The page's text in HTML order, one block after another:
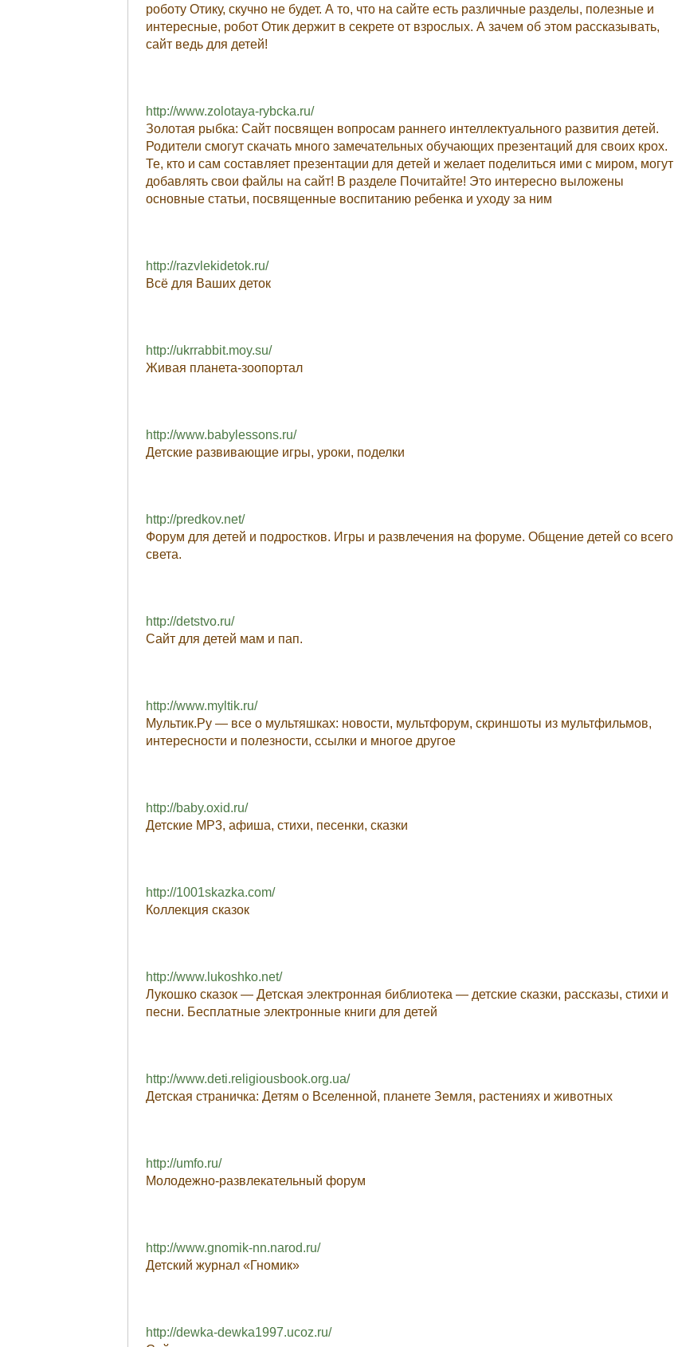
роботу Отику, скучно не будет. А то, что на сайте есть различные разделы, полезные и
интересные, робот Отик держит в секрете от взрослых. А зачем об этом рассказывать,
сайт ведь для детей!
http://www.zolotaya-rybcka.ru/
Золотая рыбка: Сайт посвящен вопросам раннего интеллектуального развития детей.
Родители смогут скачать много замечательных обучающих презентаций для своих крох.
Те, кто и сам составляет презентации для детей и желает поделиться ими с миром, могут
добавлять свои файлы на сайт! В разделе Почитайте! Это интересно выложены
основные статьи, посвященные воспитанию ребенка и уходу за ним
http://razvlekidetok.ru/
Всё для Ваших деток
http://ukrrabbit.moy.su/
Живая планета-зоопортал
http://www.babylessons.ru/
Детские развивающие игры, уроки, поделки
http://predkov.net/
Форум для детей и подростков. Игры и развлечения на форуме. Общение детей со всего
света.
http://detstvo.ru/
Сайт для детей мам и пап.
http://www.myltik.ru/
Мультик.Ру — все о мультяшках: новости, мультфорум, скриншоты из мультфильмов,
интересности и полезности, ссылки и многое другое
http://baby.oxid.ru/
Детские MP3, афиша, стихи, песенки, сказки
http://1001skazka.com/
Коллекция сказок
http://www.lukoshko.net/
Лукошко сказок — Детская электронная библиотека — детские сказки, рассказы, стихи и
песни. Бесплатные электронные книги для детей
http://www.deti.religiousbook.org.ua/
Детская страничка: Детям о Вселенной, планете Земля, растениях и животных
http://umfo.ru/
Молодежно-развлекательный форум
http://www.gnomik-nn.narod.ru/
Детский журнал «Гномик»
http://dewka-dewka1997.ucoz.ru/